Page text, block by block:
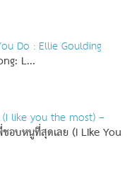
Do : Ellie Goulding
L...
like you the most) –
ชอบหนูที่สุดเลย (I Like You